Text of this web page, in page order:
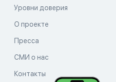
Уровни доверия
О проекте
Пресса
СМИ о нас
Контакты